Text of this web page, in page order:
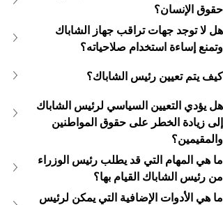
حقوق الإنسان؟
هل لا توجد جهات تراقب جهاز الشاباك
وتمنع إساءة استخدام صلاحياته؟
كيف يتم تعيين رئيس الشاباك؟
هل يؤدي التعيين السياسي لرئيس الشاباك
إلى زيادة الخطر على حقوق المواطنين
والمقيمين؟
ما هي المهام التي قد يطلب رئيس الوزراء
من رئيس الشاباك القيام بها؟
ما هي الأدوات الإضافية التي يمكن لرئيس